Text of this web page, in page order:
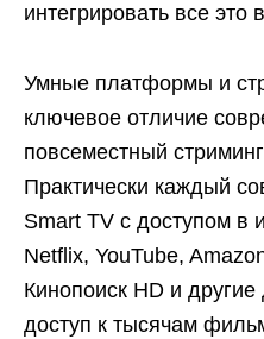
интегрировать все это
Умные платформы и
ключевое отличие
повсеместный
Практически каждый
Smart TV с доступом в
Netflix, YouTube,
Кинопоиск HD и
доступ к тысячам